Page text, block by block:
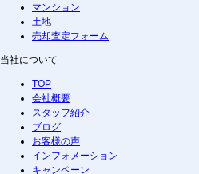
マンション
土地
売却査定フォーム
当社について
TOP
会社概要
スタッフ紹介
ブログ
お客様の声
インフォメーション
キャンペーン